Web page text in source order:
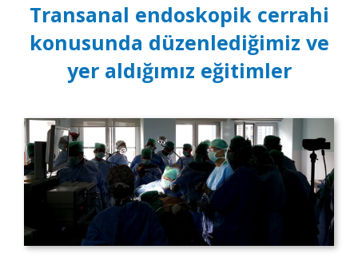
Transanal endoskopik cerrahi
konusunda düzenlediğimiz ve
yer aldığımız eğitimler